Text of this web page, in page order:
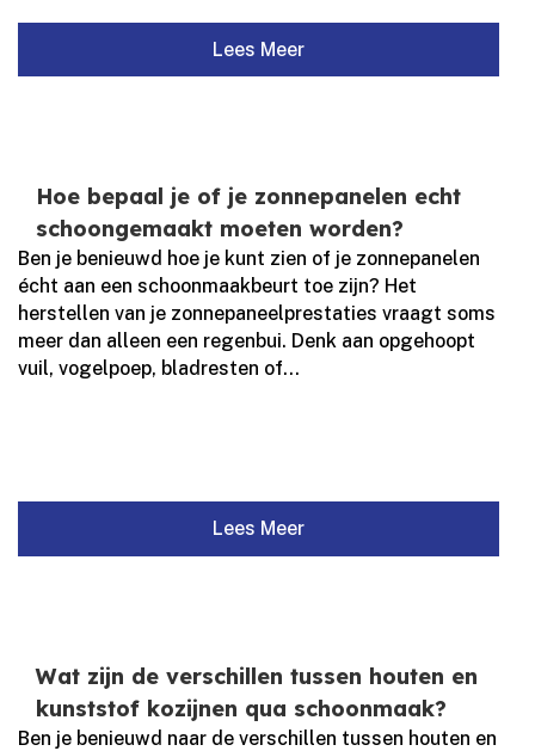
Lees Meer
Hoe bepaal je of je zonnepanelen echt
schoongemaakt moeten worden?
Ben je benieuwd hoe je kunt zien of je zonnepanelen
écht aan een schoonmaakbeurt toe zijn? Het
herstellen van je zonnepaneelprestaties vraagt soms
meer dan alleen een regenbui.​ Denk aan opgehoopt
vuil, vogelpoep, bladresten of...
Lees Meer
Wat zijn de verschillen tussen houten en
kunststof kozijnen qua schoonmaak?
Ben je benieuwd naar de verschillen tussen houten en